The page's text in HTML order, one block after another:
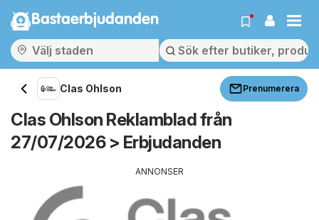
Bastaerbjudanden
Clas Ohlson Prenumerera
Clas Ohlson Reklamblad från
27/07/2026 > Erbjudanden
ANNONSER